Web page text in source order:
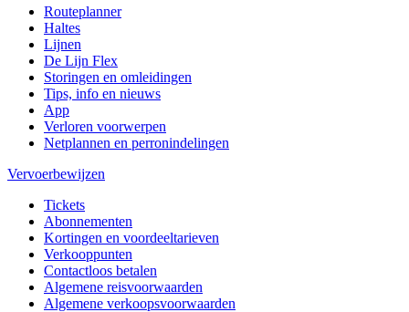
Routeplanner
Haltes
Lijnen
De Lijn Flex
Storingen en omleidingen
Tips, info en nieuws
App
Verloren voorwerpen
Netplannen en perronindelingen
Vervoerbewijzen
Tickets
Abonnementen
Kortingen en voordeeltarieven
Verkooppunten
Contactloos betalen
Algemene reisvoorwaarden
Algemene verkoopsvoorwaarden